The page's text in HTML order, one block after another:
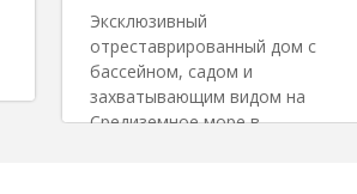
Эксклюзивный
отреставрированный дом с
бассейном, садом и
захватывающим видом на
Средиземное море в